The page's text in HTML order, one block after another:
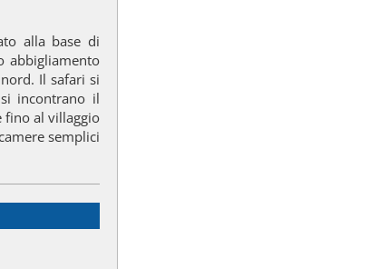
alla base di
abbigliamento
Il safari si
incontrano il
fino al villaggio
semplici